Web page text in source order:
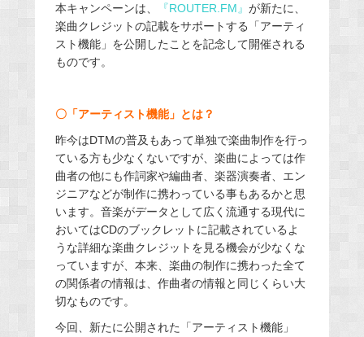
本キャンペーンは、 『ROUTER.FM 』 が新たに、
楽曲クレジットの記載をサポートする「アーティ
スト機能」を公開したことを記念して開催される
ものです。
〇「アーティスト機能」とは？
昨今はDTMの普及もあって単独で楽曲制作を行っ
ている方も少なくないですが、楽曲によっては作
曲者の他にも作詞家や編曲者、楽器演奏者、エン
ジニアなどが制作に携わっている事もあるかと思
います。音楽がデータとして広く流通する現代に
おいてはCDのブックレットに記載されているよ
うな詳細な楽曲クレジットを見る機会が少なくな
っていますが、本来、楽曲の制作に携わった全て
の関係者の情報は、作曲者の情報と同じくらい大
切なものです。
今回、新たに公開された「アーティスト機能」